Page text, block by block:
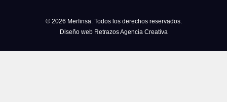
© 2026 Merfinsa. Todos los derechos reservados.
Diseño web Retrazos Agencia Creativa